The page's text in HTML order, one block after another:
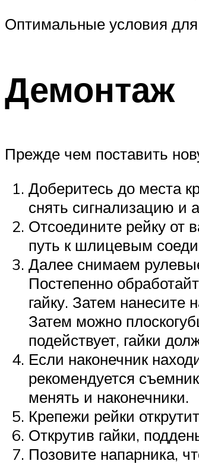
Оптимальные условия
Демонтаж
Прежде чем поставить
Доберитесь до места
снять сигнализацию и
Отсоедините рейку от
путь к шлицевым
Далее снимаем
Постепенно
гайку. Затем нанесите
Затем можно
подействует, гайки
Если наконечник
рекомендуется
менять и наконечники.
Крепежи рейки
Открутив гайки,
Позовите напарника,